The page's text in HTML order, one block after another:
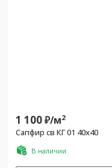
1 100₽/м2
Сапфир св КГ 01 40x40
В наличии